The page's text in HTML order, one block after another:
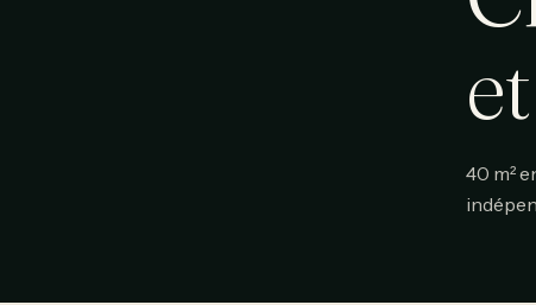
et
40 m²